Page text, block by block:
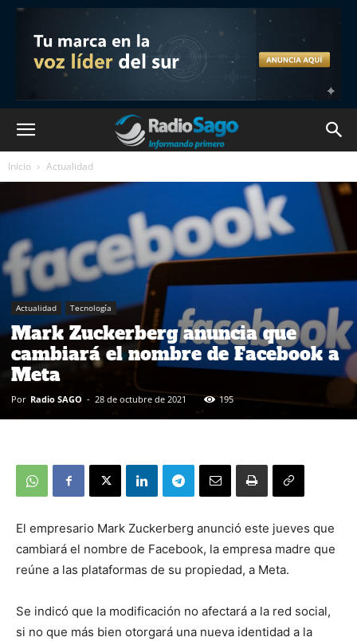
Inicio Actualidad
Actualidad Tecnología
Mark Zuckerberg anuncia que
cambiará el nombre de Facebook a
Meta
Por Radio SAGO - 28 de octubre de 2021 195
El empresario Mark Zuckerberg anunció este jueves que
cambiará el nombre de Facebook, la empresa madre que
reúne a las plataformas de su propiedad, a Meta.
Se indicó que la modificación no afectará a la red social,
si no que más bien otorgará una nueva identidad a la